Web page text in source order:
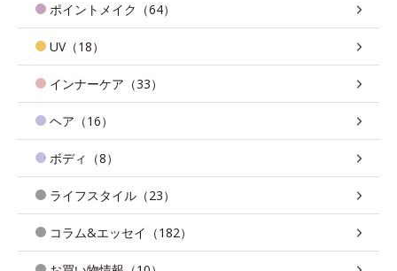
ポイントメイク（64）
UV（18）
インナーケア（33）
ヘア（16）
ボディ（8）
ライフスタイル（23）
コラム&エッセイ（182）